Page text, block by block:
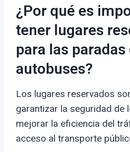
¿Por qué es
tener lugares
para las paradas
autobuses?
Los lugares reservados
garantizar la seguridad de
mejorar la eficiencia del
acceso al transporte